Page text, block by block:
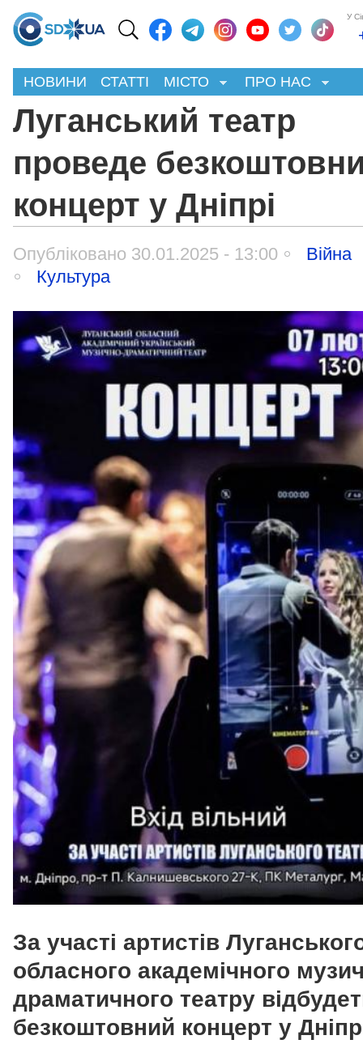
У
НОВИНИ СТАТТІ МІСТО ПРО НАС
Луганський театр
проведе
концерт у Дніпрі
Опубліковано 30.01.2025 - 13:00
Війна
Культура
За участі артистів
обласного академічного
драматичного театру
безкоштовний концерт у